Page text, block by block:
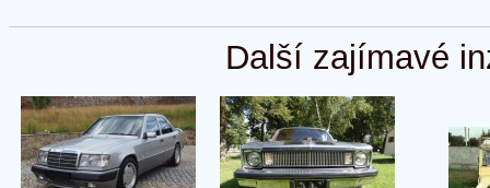
Další zajímavé